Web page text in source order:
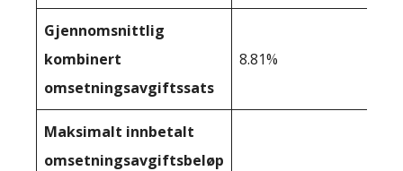
Gjennomsnittlig
kombinert
omsetningsavgiftssats
8.81%
Maksimalt innbetalt
omsetningsavgiftsbeløp